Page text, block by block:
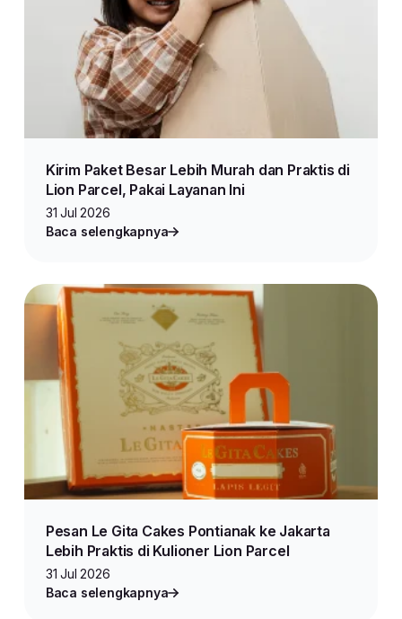
Kirim Paket Besar Lebih Murah dan Praktis di
Lion Parcel, Pakai Layanan Ini
31 Jul 2026
Baca selengkapnya
Pesan Le Gita Cakes Pontianak ke Jakarta
Lebih Praktis di Kulioner Lion Parcel
31 Jul 2026
Baca selengkapnya